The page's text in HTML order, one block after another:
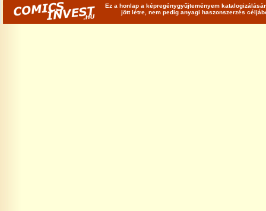
Ez a honlap a képregénygyűjteményem
jött létre, nem pedig anyagi haszonszerzés